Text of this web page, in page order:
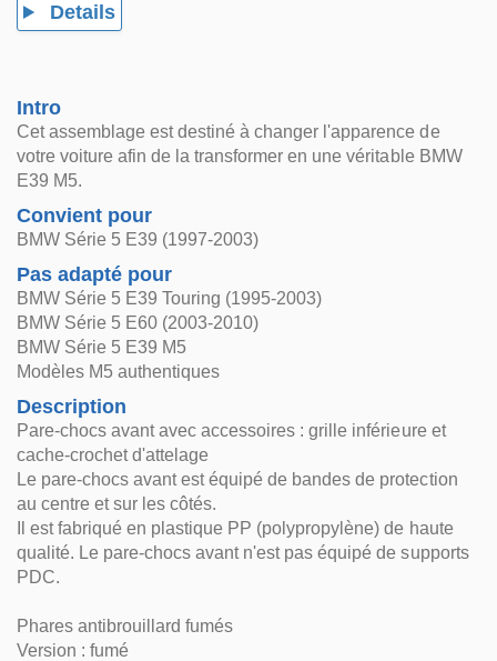
Details
Intro
Cet assemblage est destiné à changer l'apparence de
votre voiture afin de la transformer en une véritable BMW
E39 M5.
Convient pour
BMW Série 5 E39 (1997-2003)
Pas adapté pour
BMW Série 5 E39 Touring (1995-2003)
BMW Série 5 E60 (2003-2010)
BMW Série 5 E39 M5
Modèles M5 authentiques
Description
Pare-chocs avant avec accessoires : grille inférieure et
cache-crochet d'attelage
Le pare-chocs avant est équipé de bandes de protection
au centre et sur les côtés.
Il est fabriqué en plastique PP (polypropylène) de haute
qualité. Le pare-chocs avant n'est pas équipé de supports
PDC.
Phares antibrouillard fumés
Version : fumé